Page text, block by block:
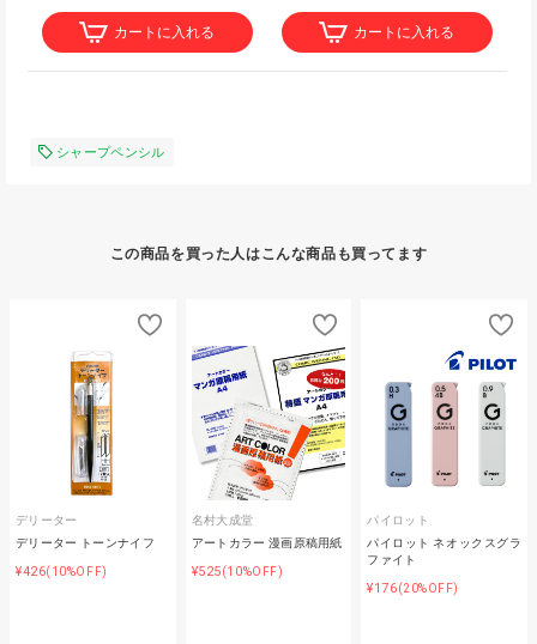
カートに入れる カートに入れる
シャープペンシル
この商品を買った人はこんな商品も買ってます
デリーター
デリーター トーンナイフ
¥426(10%OFF)
名村大成堂
アートカラー 漫画原稿用紙
¥525(10%OFF)
パイロット
パイロット ネオックスグラ
ファイト
¥176(20%OFF)